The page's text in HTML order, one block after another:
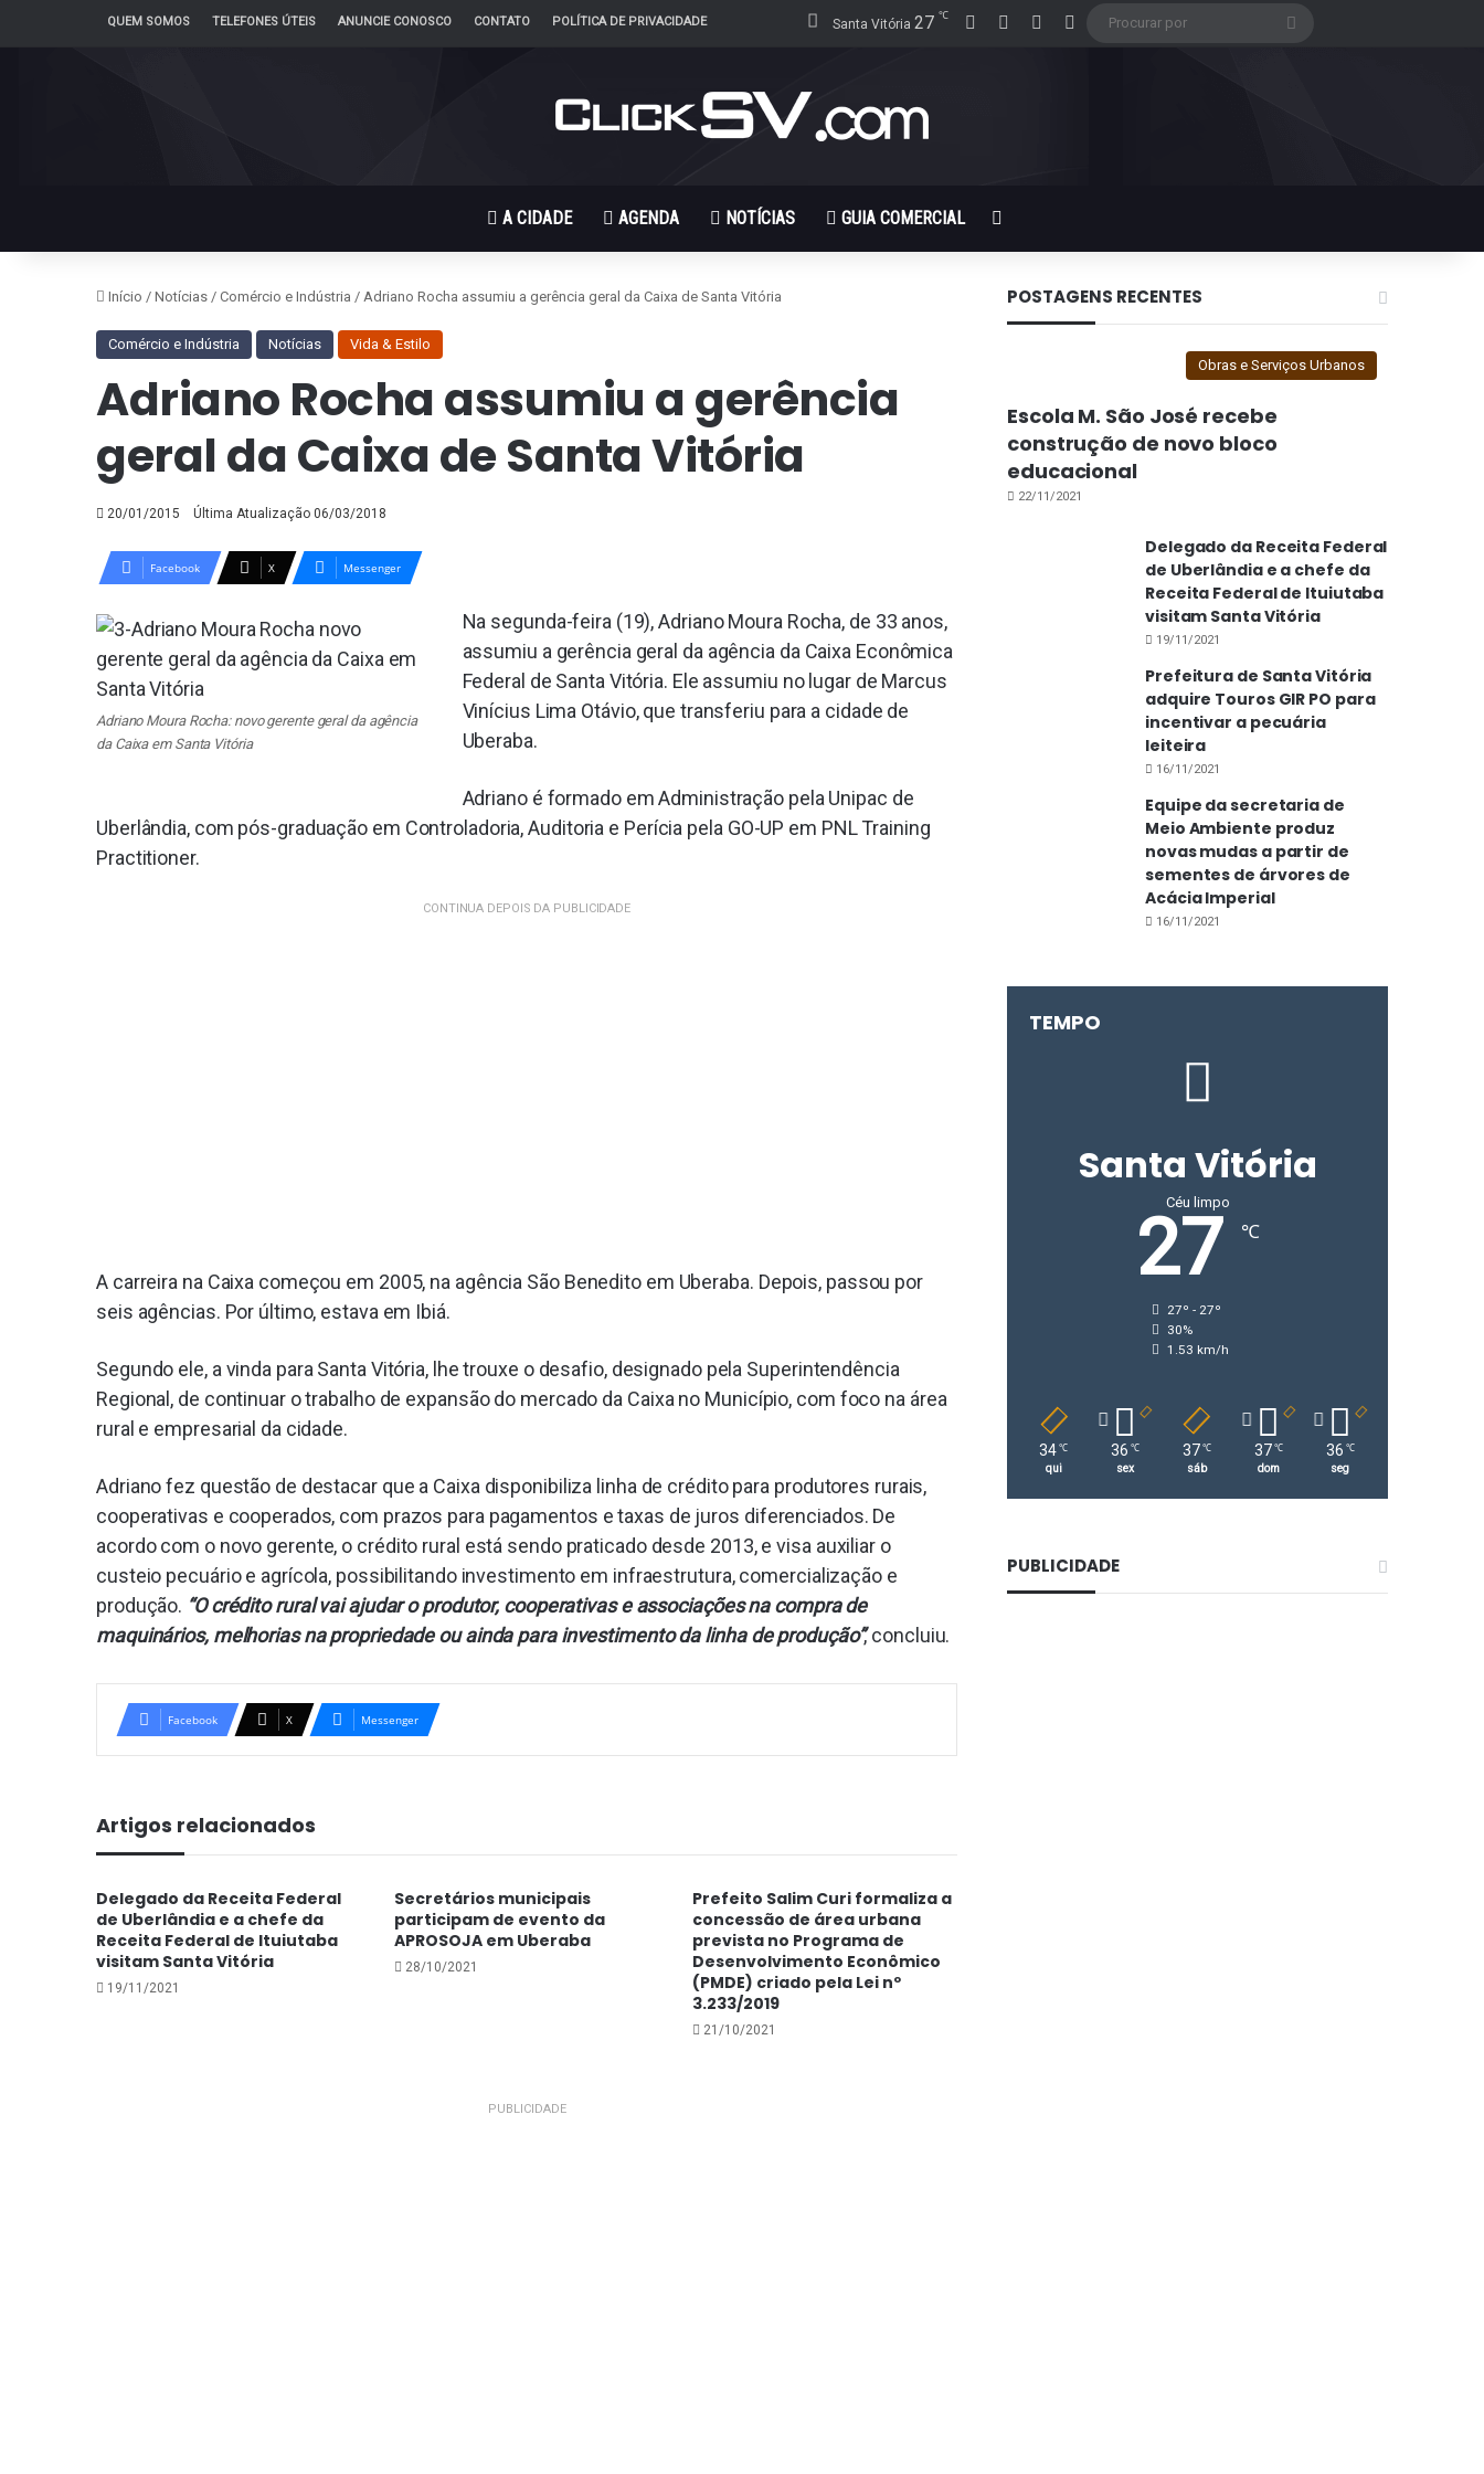
QUEM SOMOS TELEFONES ÚTEIS ANUNCIE CONOSCO CONTATO POLÍTICA DE PRIVACIDADE Santa Vitória 27 ℃ Facebook InstagramGoogle Play
A CIDADE AGENDA NOTÍCIAS GUIA COMERCIAL
Início / Notícias / Comércio e Indústria / Adriano Rocha assumiu a gerência geral da Caixa de Santa Vitória
Comércio e Indústria Notícias Vida & Estilo
Adriano Rocha assumiu a gerência
geral da Caixa de Santa Vitória
20/01/2015 Última Atualização 06/03/2018
Facebook X Messenger
Adriano Moura Rocha: novo gerente geral da agência
da Caixa em Santa Vitória
Na segunda-feira (19), Adriano Moura Rocha, de 33 anos,
assumiu a gerência geral da agência da Caixa Econômica
Federal de Santa Vitória. Ele assumiu no lugar de Marcus
Vinícius Lima Otávio, que transferiu para a cidade de
Uberaba.
Adriano é formado em Administração pela Unipac de
Uberlândia, com pós-graduação em Controladoria, Auditoria e Perícia pela GO-UP em PNL Training
Practitioner.
CONTINUA DEPOIS DA PUBLICIDADE
A carreira na Caixa começou em 2005, na agência São Benedito em Uberaba. Depois, passou por
seis agências. Por último, estava em Ibiá.
Segundo ele, a vinda para Santa Vitória, lhe trouxe o desafio, designado pela Superintendência
Regional, de continuar o trabalho de expansão do mercado da Caixa no Município, com foco na área
rural e empresarial da cidade.
Adriano fez questão de destacar que a Caixa disponibiliza linha de crédito para produtores rurais,
cooperativas e cooperados, com prazos para pagamentos e taxas de juros diferenciados. De
acordo com o novo gerente, o crédito rural está sendo praticado desde 2013, e visa auxiliar o
custeio pecuário e agrícola, possibilitando investimento em infraestrutura, comercialização e
produção. “O crédito rural vai ajudar o produtor, cooperativas e associações na compra de
maquinários, melhorias na propriedade ou ainda para investimento da linha de produção”, concluiu.
Facebook X Messenger
Artigos relacionados
Delegado da Receita Federal
de Uberlândia e a chefe da
Receita Federal de Ituiutaba
visitam Santa Vitória
19/11/2021
Secretários municipais
participam de evento da
APROSOJA em Uberaba
28/10/2021
Prefeito Salim Curi formaliza a
concessão de área urbana
prevista no Programa de
Desenvolvimento Econômico
(PMDE) criado pela Lei nº
3.233/2019
21/10/2021
PUBLICIDADE
POSTAGENS RECENTES
Obras e Serviços Urbanos
Escola M. São José recebe
construção de novo bloco
educacional
22/11/2021
Delegado da Receita Federal
de Uberlândia e a chefe da
Receita Federal de Ituiutaba
visitam Santa Vitória
19/11/2021
Prefeitura de Santa Vitória
adquire Touros GIR PO para
incentivar a pecuária
leiteira
16/11/2021
Equipe da secretaria de
Meio Ambiente produz
novas mudas a partir de
sementes de árvores de
Acácia Imperial
16/11/2021
TEMPO
Santa Vitória
Céu limpo
27 ℃
27º - 27º
30%
1.53 km/h
34 ℃
qui
36 ℃
sex
37 ℃
sáb
37 ℃
dom
36 ℃
seg
PUBLICIDADE